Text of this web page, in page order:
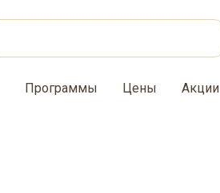
Акции
Цены
Программы